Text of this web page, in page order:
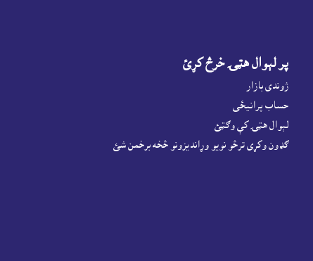
پر لېوال هټۍ خرڅ کړئ
ژوندى بازار
حساب پرانيځى
لېوال هټۍ کې وګټئ
ګډون وکړى ترڅو نويو وړانديزونو څخه برخمن شئ